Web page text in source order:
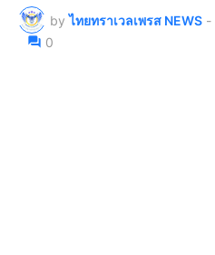
by ไทยทราเวลเพรส NEWS -
0